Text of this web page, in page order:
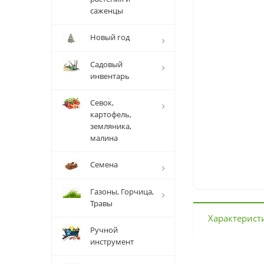
саженцы
Новый год
Садовый
инвентарь
Севок,
картофель,
земляника,
малина
Семена
Газоны, Горчица,
Травы
Ручной
инструмент